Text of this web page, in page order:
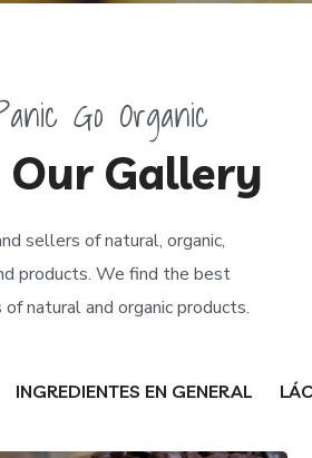
Go Organic
Gallery
sellers of natural, organic,
products. We find the best
natural and organic products.
INGREDIENTES EN GENERAL